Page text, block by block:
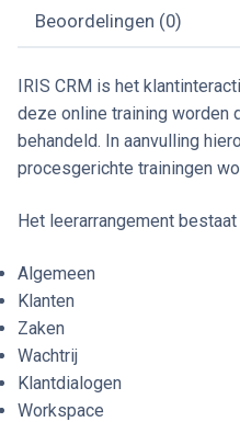
Beoordelingen (0)
IRIS CRM is het
deze online training worden
behandeld. In aanvulling
procesgerichte trainingen
Het leerarrangement
Algemeen
Klanten
Zaken
Wachtrij
Klantdialogen
Workspace